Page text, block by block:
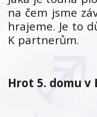
na čem jsme
hrajeme. Je to
K partnerům.
Hrot 5. domu v